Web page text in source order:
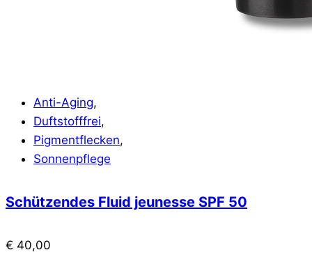
Anti-Aging,
Duftstofffrei,
Pigmentflecken,
Sonnenpflege
Schützendes Fluid jeunesse SPF 50
€ 40,00